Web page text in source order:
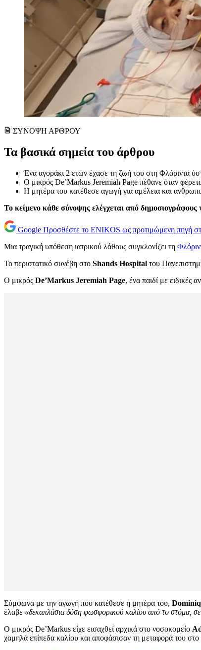
ΣΥΝΟΨΗ ΑΡΘΡΟΥ
Τα βασικά σημεία του άρθρου
Ένα αγοράκι 2 ετών έχασε τη ζωή του στη Φλόριντα
Ο μικρός De’Markus Jeremiah Page πέθανε όταν
Η μητέρα του κατέθεσε αγωγή για αμέλεια και
Το κείμενο κάθε σύνοψης ελέγχεται από
Google Προσθέστε το ENIKOS ως προτιμώμενη πηγή
Μια τραγική υπόθεση ιατρικού λάθους συγκλονίζει τη
Το περιστατικό συνέβη στο Shands Hospital του
Ο μικρός De’Markus Jeremiah Page, ένα παιδί με ειδικές
Σύμφωνα με την αγωγή που κατέθεσε η μητέρα του,
έλαβε «δεκαπλάσια δόση φωσφορικού καλίου από το στόμα,
Ο μικρός De’Markus είχε εισαχθεί αρχικά στο νοσοκομείο
χαμηλά επίπεδα καλίου και αποφάσισαν τη μεταφορά του